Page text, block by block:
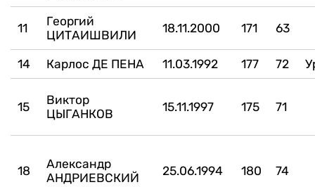
11
Георгий
ЦИТАИШВИЛИ
18.11.2000 171 63
14 Карлос ДЕ ПЕНА 11.03.1992 177 72
15
Виктор
ЦЫГАНКОВ
15.11.1997 175 71
18
Александр
АНДРИЕВСКИЙ
25.06.1994 180 74